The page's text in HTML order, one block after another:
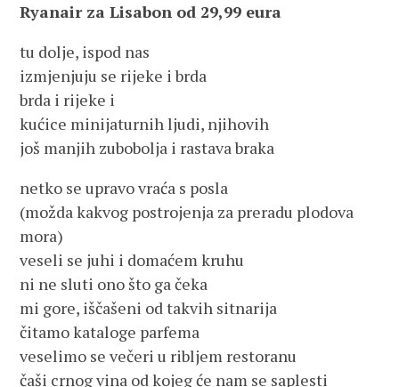
Ryanair za Lisabon od 29,99 eura
tu dolje, ispod nas
izmjenjuju se rijeke i brda
brda i rijeke i
kućice minijaturnih ljudi, njihovih
još manjih zubobolja i rastava braka
netko se upravo vraća s posla
(možda kakvog postrojenja za preradu plodova
mora)
veseli se juhi i domaćem kruhu
ni ne sluti ono što ga čeka
mi gore, iščašeni od takvih sitnarija
čitamo kataloge parfema
veselimo se večeri u ribljem restoranu
čaši crnog vina od kojeg će nam se saplesti